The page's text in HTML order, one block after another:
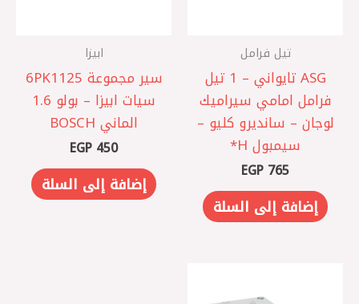
تيل فرامل
ASG تايواني – 1 ‎تيل
فرامل امامي سيراميك
لوجان – سانديرو كليو –
سيمبول H*
EGP 765
إضافة إلى السلة
ابيزا
سير مجموعة 6PK1125
سيات ابيزا – بولو 1.6
الماني BOSCH
EGP 450
إضافة إلى السلة